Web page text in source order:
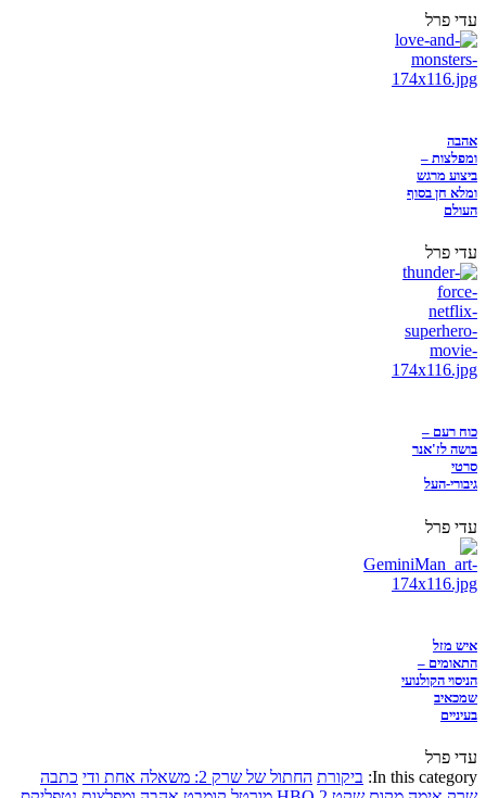
עדי פרל
אהבה
ומפלצות –
ביצוע מרגש
ומלא חן בסוף
העולם
עדי פרל
כוח רעם –
בושה לז'אנר
סרטי
גיבורי-העל
עדי פרל
איש מזל
התאומים –
הניסוי הקולנועי
שמכאיב
בעיניים
עדי פרל
In this category: ביקורת החתול של שרק 2: משאלה אחת ודי
כתבה